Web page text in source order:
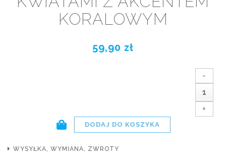
KORALOWYM
59,90 zł
-
+
WYSYŁKA, WYMIANA, ZWROTY